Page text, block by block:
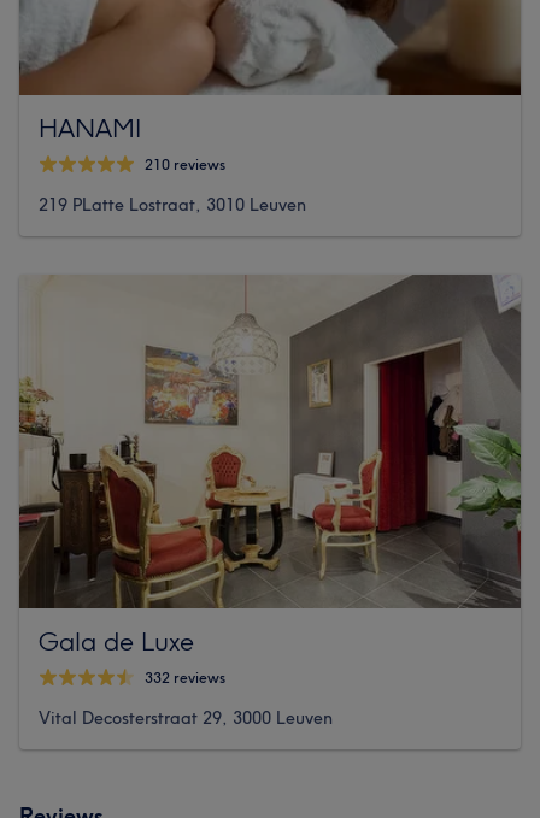
HANAMI
210 reviews
219 PLatte Lostraat, 3010 Leuven
Gala de Luxe
332 reviews
Vital Decosterstraat 29, 3000 Leuven